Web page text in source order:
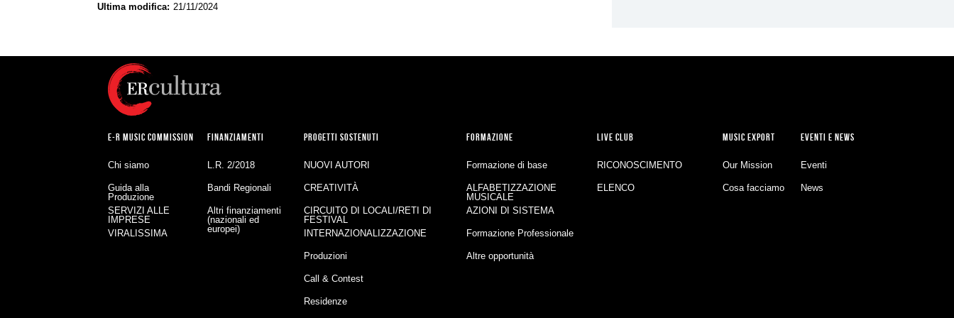
Ultima modifica 21/11/2024
E-R MUSIC COMMISSION
Chi siamo
Guida alla
Produzione
SERVIZI ALLE
IMPRESE
VIRALISSIMA
FINANZIAMENTI
L.R. 2/2018
Bandi Regionali
Altri finanziamenti
(nazionali ed
europei)
PROGETTI SOSTENUTI
NUOVI AUTORI
CREATIVITÀ
CIRCUITO DI LOCALI/RETI DI
FESTIVAL
INTERNAZIONALIZZAZIONE
Produzioni
Call & Contest
Residenze
FORMAZIONE
Formazione di base
ALFABETIZZAZIONE
MUSICALE
AZIONI DI SISTEMA
Formazione Professionale
Altre opportunità
LIVE CLUB
RICONOSCIMENTO
ELENCO
MUSIC EXPORT
Our Mission
Cosa facciamo
EVENTI E NEWS
Eventi
News